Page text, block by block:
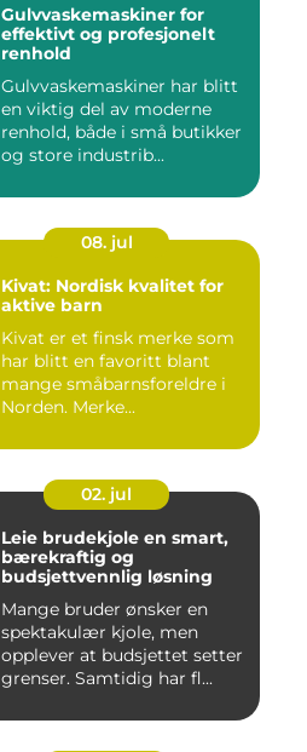
Gulvvaskemaskiner for
effektivt og profesjonelt
renhold
Gulvvaskemaskiner har blitt
en viktig del av moderne
renhold, både i små butikker
og store industrib...
08. jul
Kivat: Nordisk kvalitet for
aktive barn
Kivat er et finsk merke som
har blitt en favoritt blant
mange småbarnsforeldre i
Norden. Merke...
02. jul
Leie brudekjole en smart,
bærekraftig og
budsjettvennlig løsning
Mange bruder ønsker en
spektakulær kjole, men
opplever at budsjettet setter
grenser. Samtidig har fl...